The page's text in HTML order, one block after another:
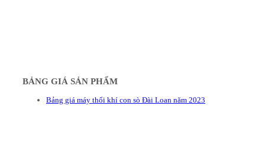
BẢNG GIÁ SẢN PHẨM
Bảng giá máy thổi khí con sò Đài Loan năm 2023